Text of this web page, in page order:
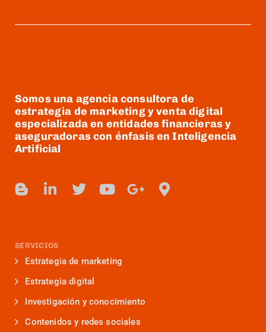
Somos una agencia consultora de
estrategia de marketing y venta digital
especializada en entidades financieras y
aseguradoras con énfasis en Inteligencia
Artificial
SERVICIOS
Estrategia de marketing
Estrategia digital
Investigación y conocimiento
Contenidos y redes sociales